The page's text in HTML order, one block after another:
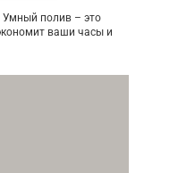
Умный полив – это
ваши часы и